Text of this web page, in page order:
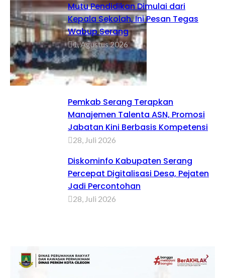
Mutu Pendidikan Dimulai dari
Kepala Sekolah, Ini Pesan Tegas
Wabup Serang
1, Agustus 2026
Pemkab Serang Terapkan
Manajemen Talenta ASN, Promosi
Jabatan Kini Berbasis Kompetensi
28, Juli 2026
Diskominfo Kabupaten Serang
Percepat Digitalisasi Desa, Pejaten
Jadi Percontohan
28, Juli 2026